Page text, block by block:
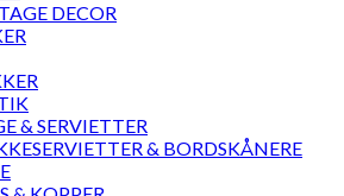
DECOR
& SERVIETTER
& BORDSKÅNERE